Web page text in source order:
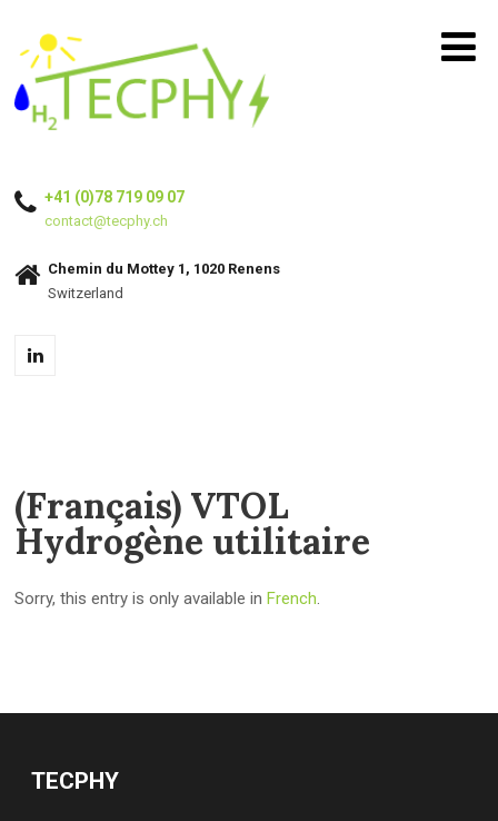
+41 (0)78 719 09 07
contact@tecphy.ch
Chemin du Mottey 1, 1020 Renens
Switzerland
(Français) VTOL
Hydrogène utilitaire
Sorry, this entry is only available inFrench.
TECPHY